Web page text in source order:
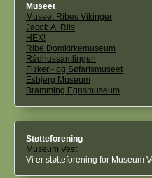
Museet
Museet Ribes Vikinger
Jacob A. Riis
HEX!
Ribe Domkirkemuseum
Rådhussamlingen
Fiskeri- og Søfartsmuseet
Esbjerg Museum
Bramming Egnsmuseum
Støtteforening
Museum Vest
Vi er støtteforening for Museum